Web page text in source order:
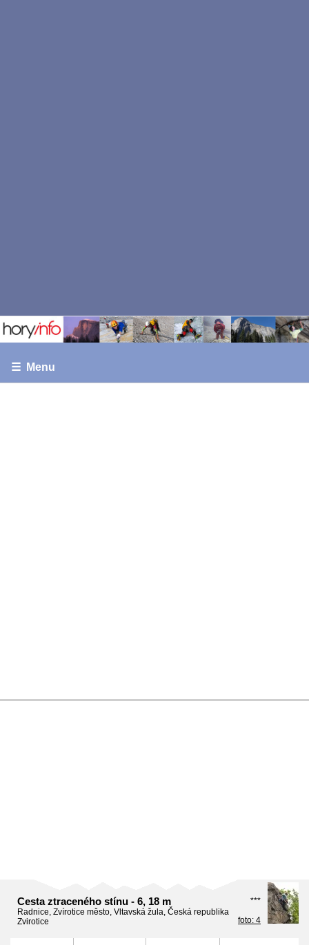
☰ Menu
***
foto: 4
Cesta ztraceného stínu - 6, 18 m
Radnice, Zvírotice město, Vltavská žula, Česká republika
Zvirotice